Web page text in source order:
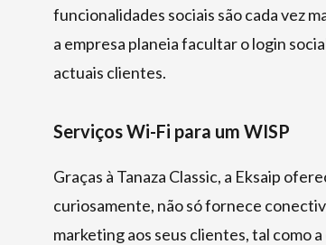
funcionalidades sociais são cada vez
a empresa planeia facultar o login
actuais clientes.
Serviços Wi-Fi para um WISP
Graças à Tanaza Classic, a Eksaip
curiosamente, não só fornece
marketing aos seus clientes, tal como